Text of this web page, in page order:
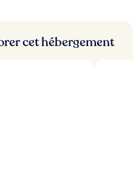
cet hébergement